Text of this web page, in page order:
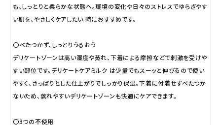
も、しっとりと柔らかな状態へ。環境の変化や日々のストレスでゆらぎやす
い肌を、やさしくケアしたい 時におすすめです。
〇べたつかず、しっとりうるおう
デリケートゾーンは高い湿度や蒸れ、下着による摩擦などで刺激を受けや
すい部位です。デリケートケアミルク は少量でもスーッと伸びるので使い
やすく、さっぱりとした仕上がりでしっかり保湿。下着に付着せずべたつか
ないため、蒸れやすいデリケートゾーンも快適にケアできます。
〇3つの不使用